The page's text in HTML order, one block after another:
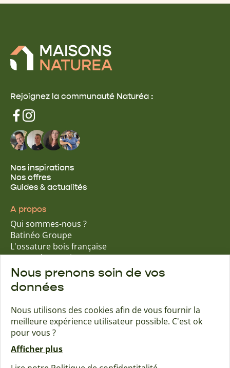
Rejoignez la communauté Naturéa :
Nos inspirations
Nos offres
Guides & actualités
A propos
Qui sommes-nous ?
Batinéo Groupe
L'ossature bois française
15 ans d'expertise
Nos engagements écologiques
Nos garanties assurantielles
Trouver une agence Contact
Nous prenons soin de vos
données
Nous utilisons des cookies afin de vous fournir la
meilleure expérience utilisateur possible. C'est ok
pour vous ?
Afficher plus